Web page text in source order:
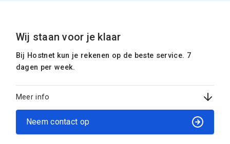
Wij staan voor je klaar
Bij Hostnet kun je rekenen op de beste service. 7
dagen per week.
Meer info
Neem contact op